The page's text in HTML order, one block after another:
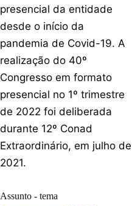
presencial da entidade
desde o início da
pandemia de Covid-19. A
realização do 40º
Congresso em formato
presencial no 1º trimestre
de 2022 foi deliberada
durante 12º Conad
Extraordinário, em julho de
2021.
Assunto - tema